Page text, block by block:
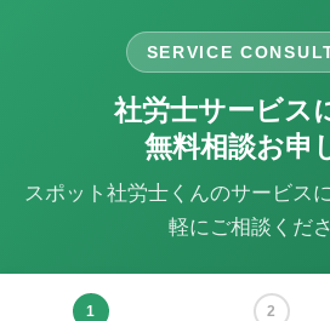
SERVICE
社労士サービス
無料相談お申
スポット社労士くんのサービス
軽にご相談くださ
1 2